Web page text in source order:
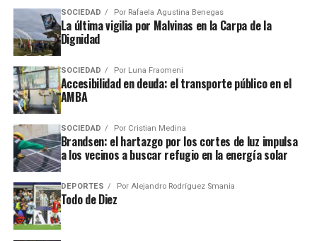
SOCIEDAD Por Rafaela Agustina Benegas
La última vigilia por Malvinas en la Carpa de la
Dignidad
SOCIEDAD Por Luna Fraomeni
Accesibilidad en deuda: el transporte público en el
AMBA
SOCIEDAD Por Cristian Medina
Brandsen: el hartazgo por los cortes de luz impulsa
a los vecinos a buscar refugio en la energía solar
DEPORTES Por Alejandro Rodríguez Smania
Todo de Diez